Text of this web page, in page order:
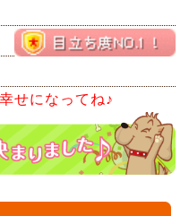
せになってね♪